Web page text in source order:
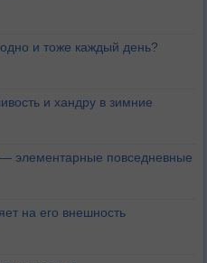
и тоже каждый день?
и хандру в зимние
— элементарные повседневные
на его внешность